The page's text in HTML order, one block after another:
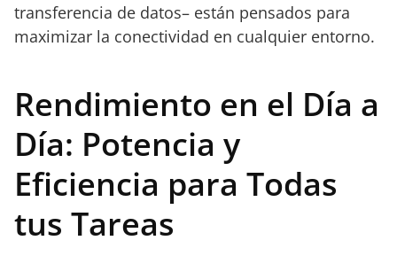
transferencia de datos– están pensados para
maximizar la conectividad en cualquier entorno.
Rendimiento en el Día a
Día: Potencia y
Eficiencia para Todas
tus Tareas